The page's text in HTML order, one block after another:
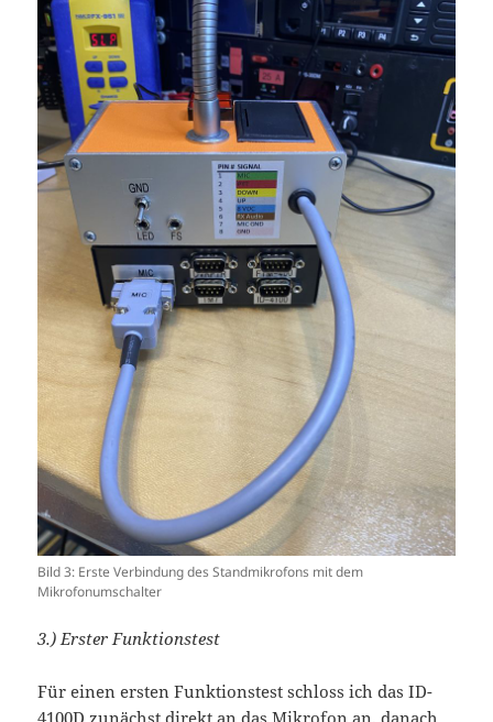
Bild 3: Erste Verbindung des Standmikrofons mit dem
Mikrofonumschalter
3.) Erster Funktionstest
Für einen ersten Funktionstest schloss ich das ID-
4100D zunächst direkt an das Mikrofon an, danach